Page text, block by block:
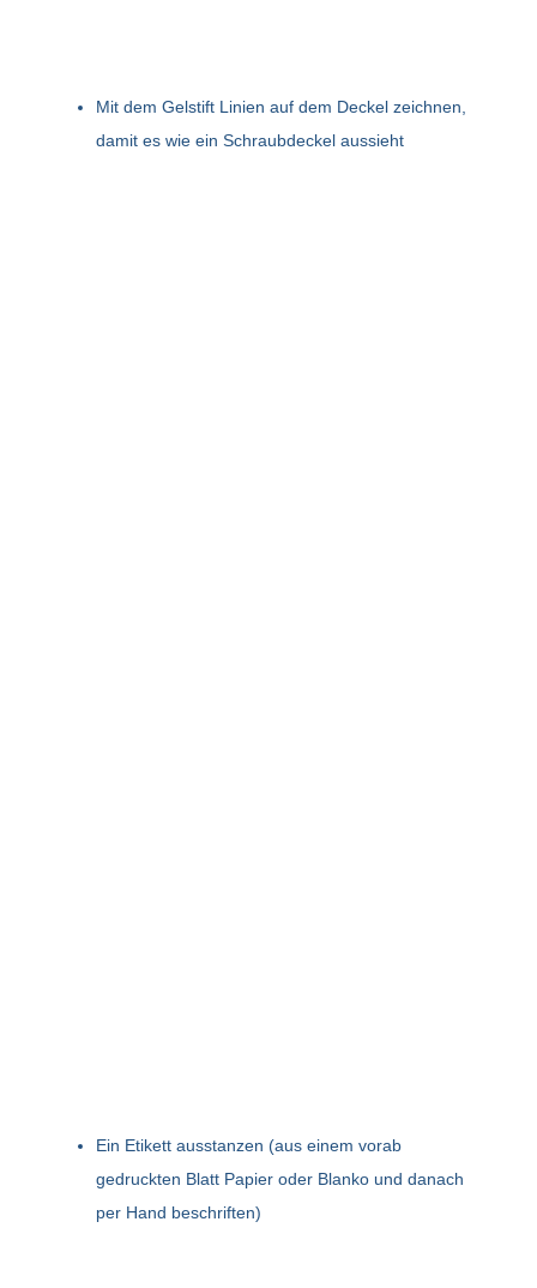
Mit dem Gelstift Linien auf dem Deckel zeichnen,
damit es wie ein Schraubdeckel aussieht
Ein Etikett ausstanzen (aus einem vorab
gedruckten Blatt Papier oder Blanko und danach
per Hand beschriften)